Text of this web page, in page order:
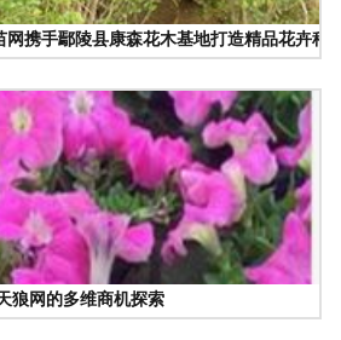
携手鄢陵县康森花木基地打造精品花卉种
狼网的多维商机探索